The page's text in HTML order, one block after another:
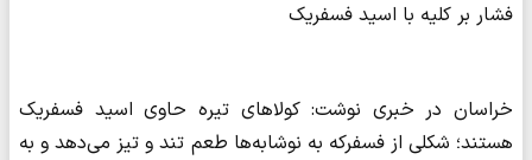
فشار بر کلیه با اسید فسفریک
خراسان در خبری نوشت: کولاهای تیره حاوی اسید فسفریک
هستند؛ شکلی از فسفرکه به نوشابه‌ها طعم تند و تیز می‌دهد و به